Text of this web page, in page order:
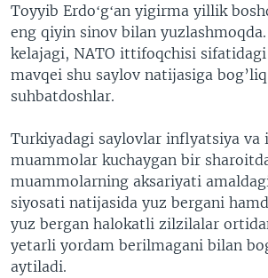
Toyyib Erdoʻgʻan yigirma yillik
eng qiyin sinov bilan
kelajagi, NATO ittifoqchisi
mavqei shu saylov natijasiga
suhbatdoshlar.
Turkiyadagi saylovlar inflyatsiya va
muammolar kuchaygan bir
muammolarning aksariyati
siyosati natijasida yuz bergani
yuz bergan halokatli zilzilalar
yetarli yordam berilmagani bilan
aytiladi.